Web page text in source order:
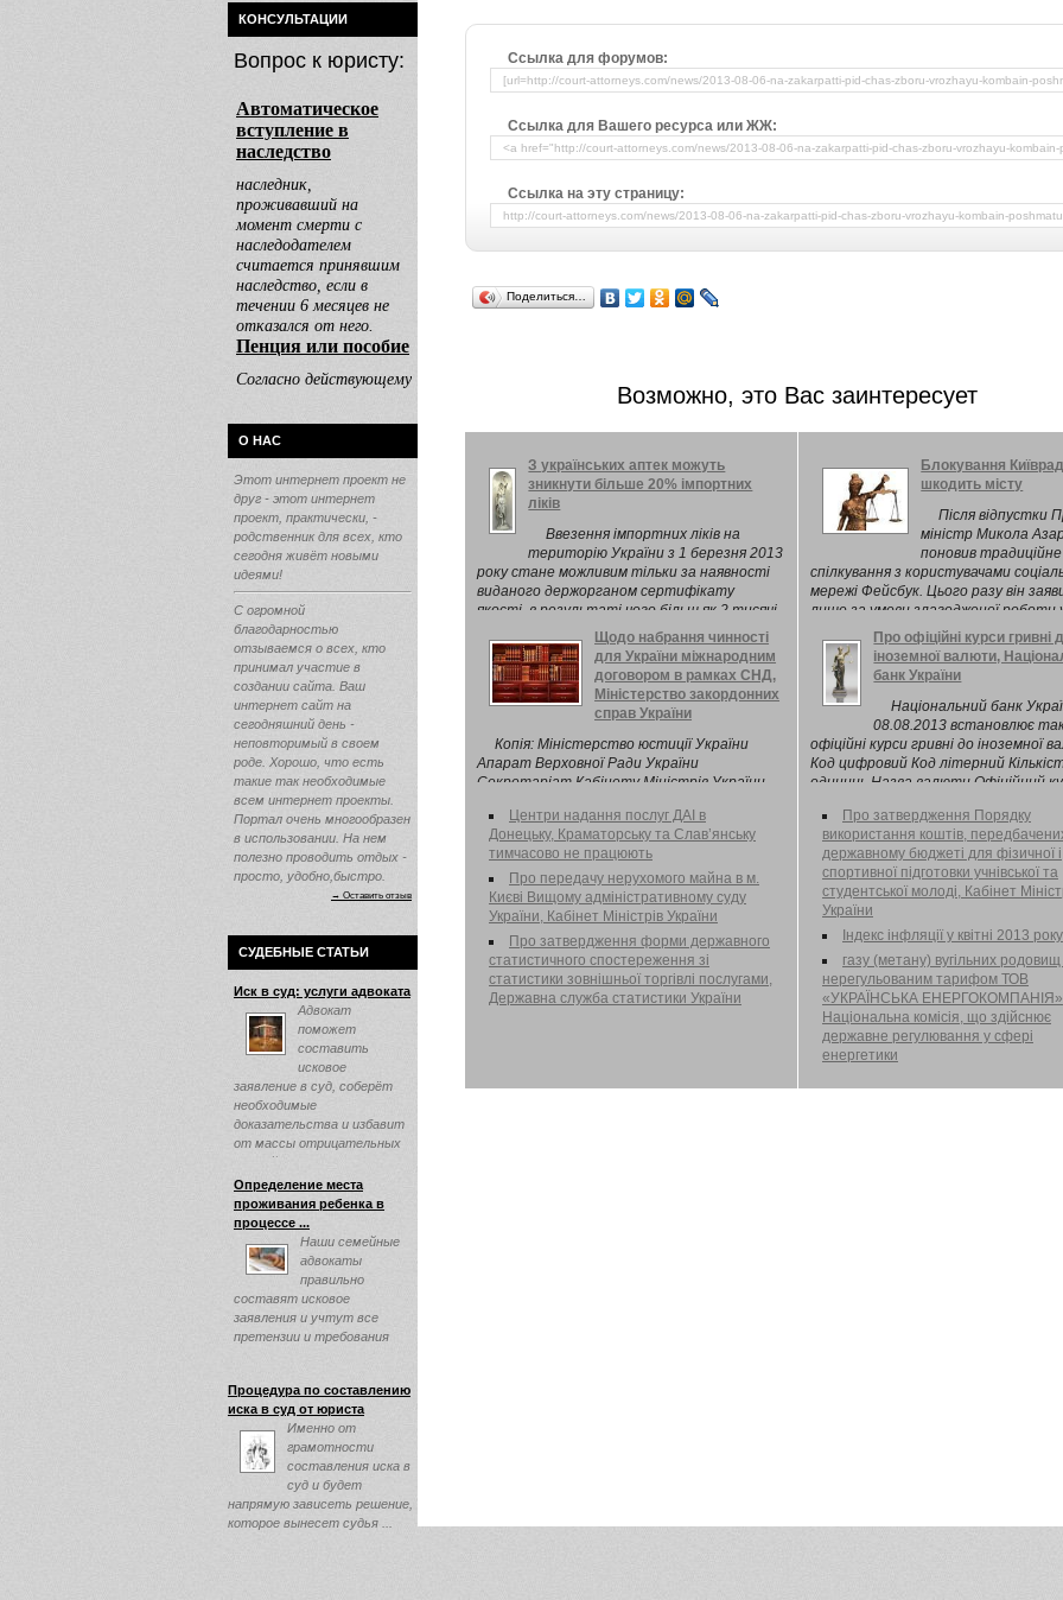
КОНСУЛЬТАЦИИ
Вопрос к юристу:
О НАС
Этот интернет проект не
друг - этот интернет
проект, практически, -
родственник для всех, кто
сегодня живёт новыми
идеями!
С огромной
благодарностью
отзываемся о всех, кто
принимал участие в
создании сайта. Ваш
интернет сайт на
сегодняшний день -
неповторимый в своем
роде. Хорошо, что есть
такие так необходимые
всем интернет проекты.
Портал очень многообразен
в использовании. На нем
полезно проводить отдых -
просто, удобно,быстро.
→ Оставить отзыв
СУДЕБНЫЕ СТАТЬИ
Иск в суд: услуги адвоката
Адвокат
поможет
составить
исковое
заявление в суд, соберёт
необходимые
доказательства и избавит
от массы отрицательных
эмоций ...
Определение места
проживания ребенка в
процессе ...
Наши семейные
адвокаты
правильно
составят исковое
заявления и учтут все
претензии и требования
Процедура по составлению
иска в суд от юриста
Именно от
грамотности
составления иска в
суд и будет
напрямую зависеть решение,
которое вынесет судья ...
Ссылка для форумов:
Ссылка для Вашего ресурса или ЖЖ:
Ссылка на эту страницу:
Поделиться…
Возможно, это Вас заинтересует
З українських аптек можуть
зникнути більше 20% імпортних
ліків
Ввезення імпортних ліків на
територію України з 1 березня 2013
року стане можливим тільки за наявності
виданого держорганом сертифікату
якості, в результаті чого більш як 2 тисячі
Щодо набрання чинності
для України міжнародним
договором в рамках СНД,
Міністерство закордонних
справ України
Копія: Міністерство юстиції України
Апарат Верховної Ради України
Секретаріат Кабінету Міністрів України
Центри надання послуг ДАІ в
Донецьку, Краматорську та Слав’янську
тимчасово не працюють
Про передачу нерухомого майна в м.
Києві Вищому адміністративному суду
України, Кабінет Міністрів України
Про затвердження форми державного
статистичного спостереження зі
статистики зовнішньої торгівлі послугами,
Державна служба статистики України
Блокування
шкодить місту
Після відпустки
міністр Микола
поновив традиційне
спілкування з користувачами
мережі Фейсбук. Цього разу він
лише за умови злагодженої роботи
Київської ...Про офіційні курси гривні
іноземної валюти,
банк України
Національний банк
08.08.2013 встановлює
офіційні курси гривні до іноземної
Код цифровий Код літерний
одиниць Назва валюти Офіційний
Про затвердження Порядку
використання коштів,
державному бюджеті для фізичної і
спортивної підготовки учнівської та
студентської молоді, Кабінет
України
Індекс інфляції у квітні 2013 року
газу (метану) вугільних
нерегульованим тарифом ТОВ
«УКРАЇНСЬКА
Національна комісія, що здійснює
державне регулювання у сфері
енергетики